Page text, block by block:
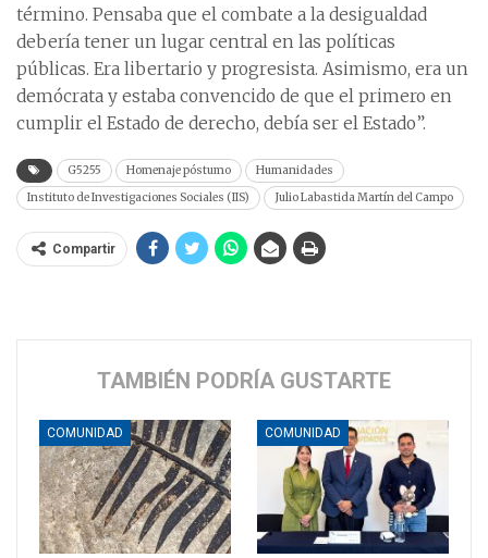
término. Pensaba que el combate a la desigualdad
debería tener un lugar central en las políticas
públicas. Era libertario y progresista. Asimismo, era un
demócrata y estaba convencido de que el primero en
cumplir el Estado de derecho, debía ser el Estado”.
G5255 Homenaje póstumo
Humanidades
Instituto de Investigaciones Sociales (IIS)
Julio Labastida Martín del Campo
Compartir
TAMBIÉN PODRÍA GUSTARTE
COMUNIDAD COMUNIDAD